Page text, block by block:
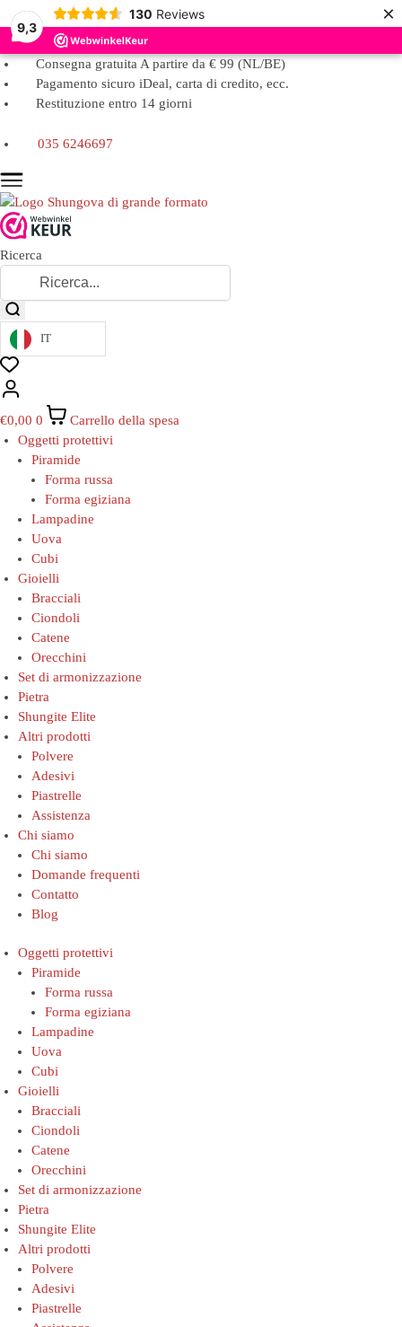
9,3
130 Reviews ×
Consegna gratuita A partire da € 99 (NL/BE)
Pagamento sicuro iDeal, carta di credito, ecc.
Restituzione entro 14 giorni
035 6246697
Ricerca
IT
€0,00 0
Carrello della spesa
Oggetti protettivi
Piramide
Forma russa
Forma egiziana
Lampadine
Uova
Cubi
Gioielli
Bracciali
Ciondoli
Catene
Orecchini
Set di armonizzazione
Pietra
Shungite Elite
Altri prodotti
Polvere
Adesivi
Piastrelle
Assistenza
Chi siamo
Chi siamo
Domande frequenti
Contatto
Blog
Oggetti protettivi
Piramide
Forma russa
Forma egiziana
Lampadine
Uova
Cubi
Gioielli
Bracciali
Ciondoli
Catene
Orecchini
Set di armonizzazione
Pietra
Shungite Elite
Altri prodotti
Polvere
Adesivi
Piastrelle